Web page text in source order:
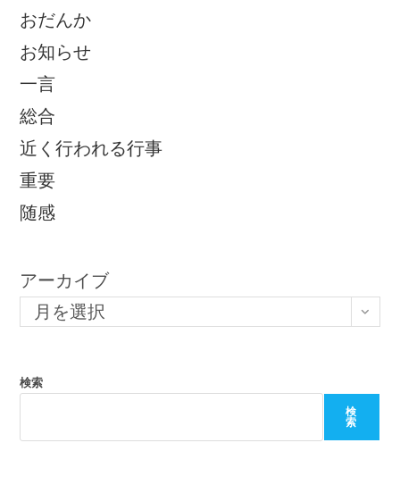
おだんか
お知らせ
一言
総合
近く行われる行事
重要
随感
アーカイブ
月を選択
検索
検
索